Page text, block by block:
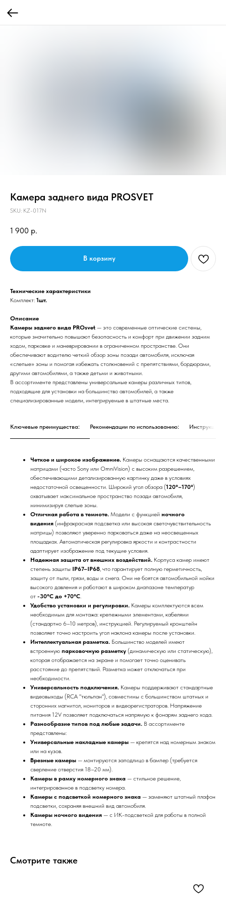
Камера заднего вида PROSVET
SKU: KZ-017N
1 900 р.
В корзину
Технические характеристики
Комплект: 1шт.
Описание
Камеры заднего вида PROsvet — это современные оптические системы,
которые значительно повышают безопасность и комфорт при движении задним
ходом, парковке и маневрировании в ограниченном пространстве. Они
обеспечивают водителю четкий обзор зоны позади автомобиля, исключая
«слепые» зоны и помогая избежать столкновений с препятствиями, бордюрами,
другими автомобилями, а также детьми и животными.
В ассортименте представлены универсальные камеры различных типов,
подходящие для установки на большинство автомобилей, а также
специализированные модели, интегрируемые в штатные места.
Ключевые преимущества: Рекомендации по использованию: Инструкция
Четкое и широкое изображение. Камеры оснащаются качественными
матрицами (часто Sony или OmniVision) с высоким разрешением,
обеспечивающими детализированную картинку даже в условиях
недостаточной освещенности. Широкий угол обзора (120°–170°)
охватывает максимальное пространство позади автомобиля,
минимизируя слепые зоны.
Отличная работа в темноте. Модели с функцией ночного
видения (инфракрасная подсветка или высокая светочувствительность
матрицы) позволяют уверенно парковаться даже на неосвещенных
площадках. Автоматическая регулировка яркости и контрастности
адаптирует изображение под текущие условия.
Надежная защита от внешних воздействий. Корпуса камер имеют
степень защиты IP67–IP68, что гарантирует полную герметичность,
защиту от пыли, грязи, воды и снега. Они не боятся автомобильной мойки
высокого давления и работают в широком диапазоне температур
от -30°C до +70°C.
Удобство установки и регулировки. Камеры комплектуются всем
необходимым для монтажа: крепежными элементами, кабелями
(стандартно 6–10 метров), инструкцией. Регулируемый кронштейн
позволяет точно настроить угол наклона камеры после установки.
Интеллектуальная разметка. Большинство моделей имеют
встроенную парковочную разметку (динамическую или статическую),
которая отображается на экране и помогает точно оценивать
расстояние до препятствий. Разметка может отключаться при
необходимости.
Универсальность подключения. Камеры поддерживают стандартные
видеовыходы (RCA "тюльпан"), совместимы с большинством штатных и
сторонних магнитол, мониторов и видеорегистраторов. Напряжение
питания 12V позволяет подключаться напрямую к фонарям заднего хода.
Разнообразие типов под любые задачи. В ассортименте
представлены:
Универсальные накладные камеры — крепятся над номерным знаком
или на кузов.
Врезные камеры — монтируются заподлицо в бампер (требуется
сверление отверстия 18–20 мм).
Камеры в рамку номерного знака — стильное решение,
интегрированное в подсветку номера.
Камеры с подсветкой номерного знака — заменяют штатный плафон
подсветки, сохраняя внешний вид автомобиля.
Камеры ночного видения — с ИК-подсветкой для работы в полной
темноте.
Смотрите также